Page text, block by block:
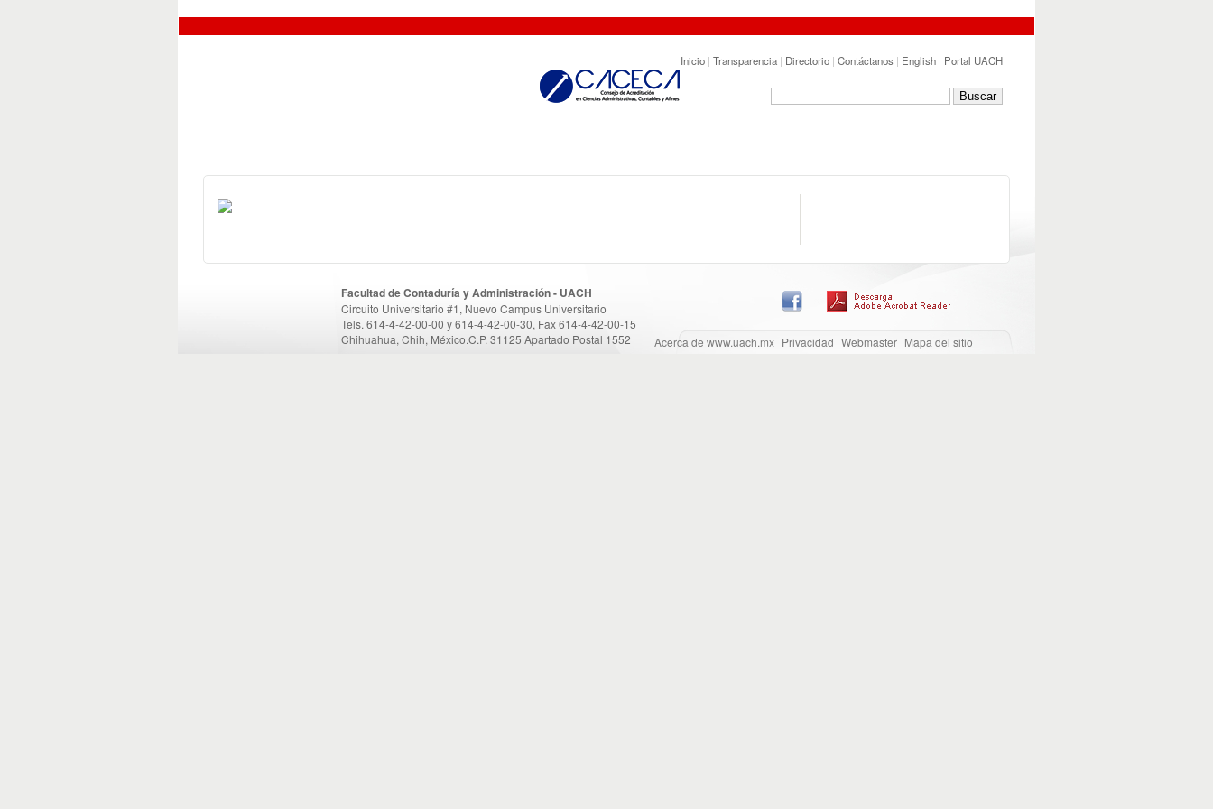
Inicio | Transparencia | Directorio | Contáctanos | English | Portal UACH
Facultad de Contaduría y Administración - UACH
Circuito Universitario #1, Nuevo Campus Universitario
Tels. 614-4-42-00-00 y 614-4-42-00-30, Fax 614-4-42-00-15
Chihuahua, Chih, México.C.P. 31125 Apartado Postal 1552
Acerca de www.uach.mx Privacidad Webmaster Mapa del sitio